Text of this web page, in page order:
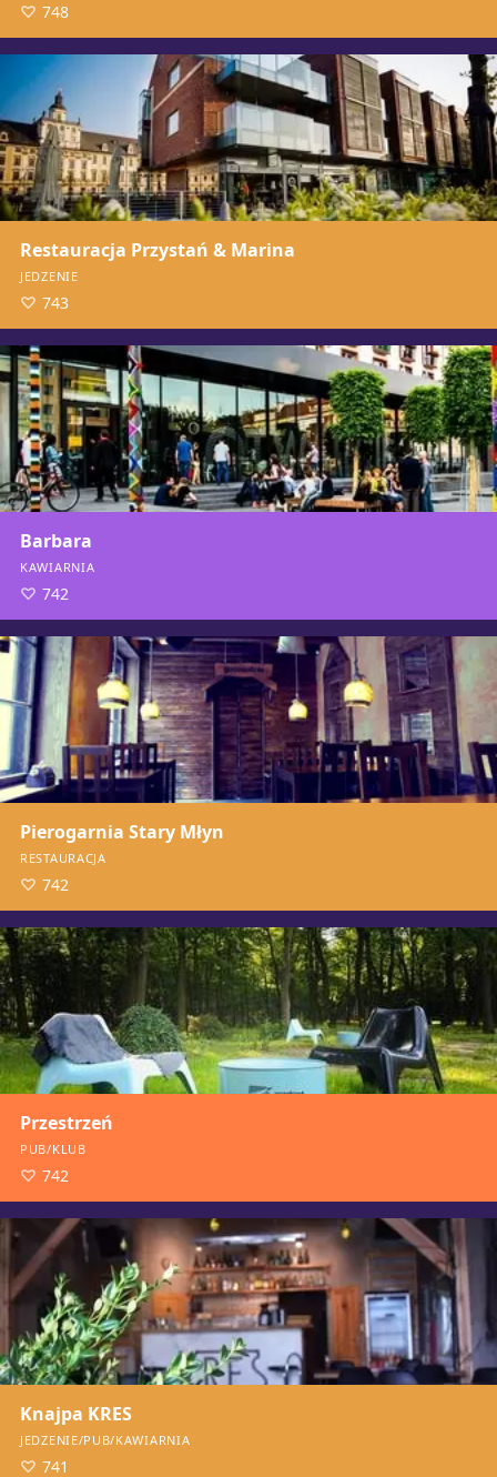
748
Restauracja Przystań & Marina
JEDZENIE
743
Barbara
KAWIARNIA
742
Pierogarnia Stary Młyn
RESTAURACJA
742
Przestrzeń
PUB/KLUB
742
Knajpa KRES
JEDZENIE/PUB/KAWIARNIA
741